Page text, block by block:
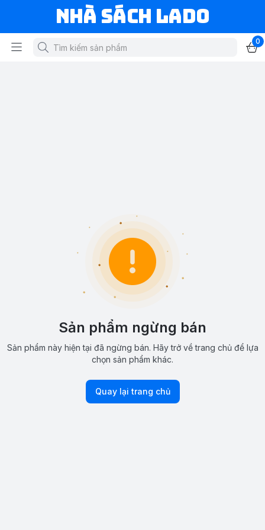
NHÀ SÁCH LADO
0
Sản phẩm ngừng bán
Sản phẩm này hiện tại đã ngừng bán. Hãy trở về trang chủ để lựa
chọn sản phẩm khác.
Quay lại trang chủ